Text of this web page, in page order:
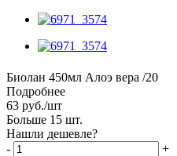
Биолан 450мл Алоэ вера /20
Подробнее
63 руб./шт
Больше 15 шт.
Нашли дешевле?
-
+